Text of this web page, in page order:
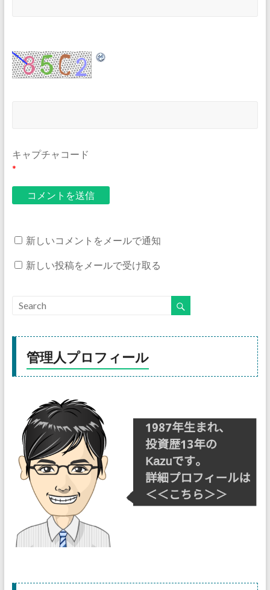
キャプチャコード
*
新しいコメントをメールで通知
新しい投稿をメールで受け取る
管理人プロフィール